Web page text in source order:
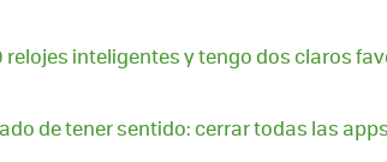
relojes inteligentes y tengo dos claros
de tener sentido: cerrar todas las